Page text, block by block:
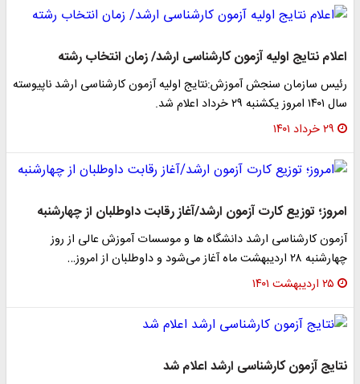
اعلام نتایج اولیه آزمون کارشناسی ارشد/ زمان انتخاب رشته
رئیس سازمان سنجش آموزش:نتایج اولیه آزمون کارشناسی ارشد ناپیوسته
سال ۱۴۰۱ امروز یکشنبه ۲۹ خرداد اعلام شد.
۲۹ خرداد ۱۴۰۱
امروز؛ توزیع کارت آزمون ارشد/آغاز رقابت داوطلبان از چهارشنبه
آزمون کارشناسی ارشد دانشگاه ها و موسسات آموزش عالی از روز
چهارشنبه ۲۸ اردیبهشت ماه آغاز می‌شود و داوطلبان از امروز…
۲۵ اردیبهشت ۱۴۰۱
نتایج آزمون کارشناسی ارشد اعلام شد